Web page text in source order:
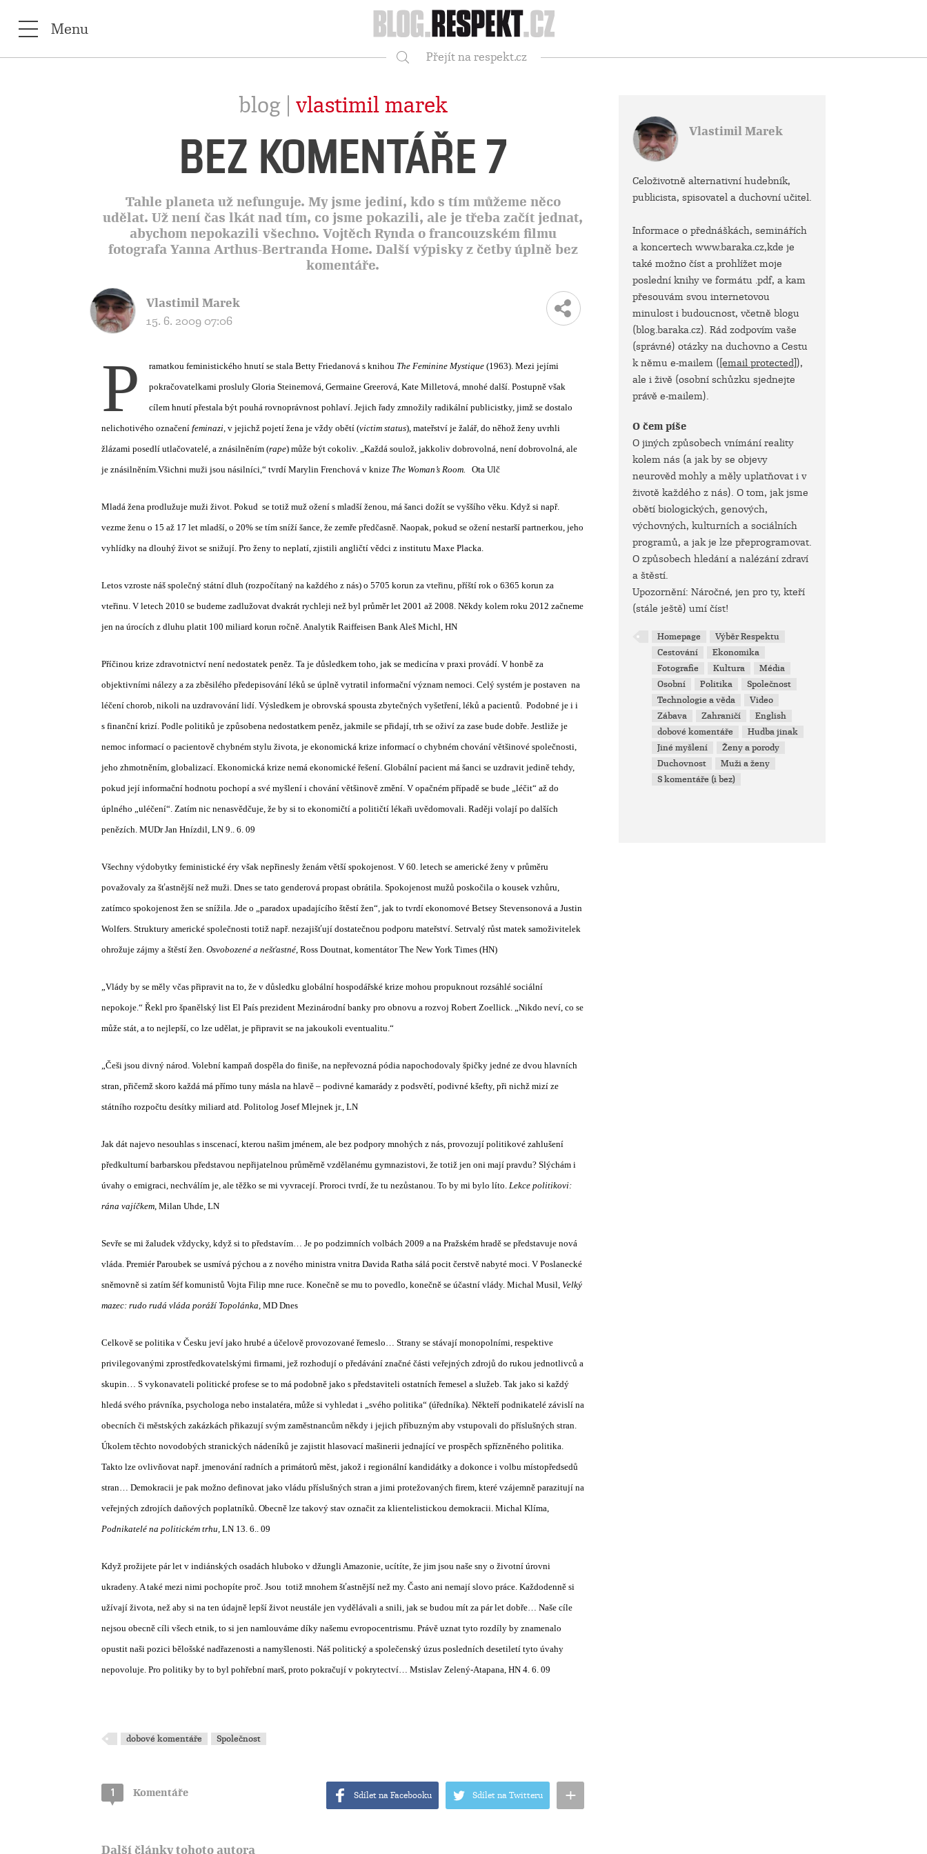
Respekt
Menu
Přejít na respekt.cz
blog | vlastimil marek
BEZ KOMENTÁŘE 7
Tahle planeta už nefunguje. My jsme jediní, kdo s tím můžeme něco
udělat. Už není čas lkát nad tím, co jsme pokazili, ale je třeba začít jednat,
abychom nepokazili všechno. Vojtěch Rynda o francouzském filmu
fotografa Yanna Arthus-Bertranda Home. Další výpisky z četby úplně bez
komentáře.
Vlastimil Marek
15. 6. 2009 07:06
P ramatkou feministického hnutí se stala Betty Friedanová s knihou The Feminine Mystique (1963). Mezi jejími
pokračovatelkami prosluly Gloria Steinemová, Germaine Greerová, Kate Milletová, mnohé další. Postupně však
cílem hnutí přestala být pouhá rovnoprávnost pohlaví. Jejich řady zmnožily radikální publicistky, jimž se dostalo
nelichotivého označení feminazi, v jejichž pojetí žena je vždy obětí (victim status), mateřství je žalář, do něhož ženy uvrhli
žlázami posedlí utlačovatelé, a znásilněním (rape) může být cokoliv. „Každá soulož, jakkoliv dobrovolná, není dobrovolná, ale
je znásilněním.Všichni muži jsou násilníci,“ tvrdí Marylin Frenchová v knize The Woman’s Room. Ota Ulč
Mladá žena prodlužuje muži život. Pokud se totiž muž ožení s mladší ženou, má šanci dožít se vyššího věku. Když si např.
vezme ženu o 15 až 17 let mladší, o 20% se tím sníží šance, že zemře předčasně. Naopak, pokud se ožení nestarší partnerkou, jeho
vyhlídky na dlouhý život se snižují. Pro ženy to neplatí, zjistili angličtí vědci z institutu Maxe Placka.
Letos vzroste náš společný státní dluh (rozpočítaný na každého z nás) o 5705 korun za vteřinu, příští rok o 6365 korun za
vteřinu. V letech 2010 se budeme zadlužovat dvakrát rychleji než byl průměr let 2001 až 2008. Někdy kolem roku 2012 začneme
jen na úrocích z dluhu platit 100 miliard korun ročně. Analytik Raiffeisen Bank Aleš Michl, HN
Příčinou krize zdravotnictví není nedostatek peněz. Ta je důsledkem toho, jak se medicína v praxi provádí. V honbě za
objektivními nálezy a za zběsilého předepisování léků se úplně vytratil informační význam nemoci. Celý systém je postaven na
léčení chorob, nikoli na uzdravování lidí. Výsledkem je obrovská spousta zbytečných vyšetření, léků a pacientů. Podobné je i i
s finanční krizí. Podle politiků je způsobena nedostatkem peněz, jakmile se přidají, trh se oživí za zase bude dobře. Jestliže je
nemoc informací o pacientově chybném stylu života, je ekonomická krize informací o chybném chování většinové společnosti,
jeho zhmotněním, globalizací. Ekonomická krize nemá ekonomické řešení. Globální pacient má šanci se uzdravit jedině tehdy,
pokud její informační hodnotu pochopí a své myšlení i chování většinově změní. V opačném případě se bude „léčit“ až do
úplného „uléčení“. Zatím nic nenasvědčuje, že by si to ekonomičtí a političtí lékaři uvědomovali. Raději volají po dalších
penězích. MUDr Jan Hnízdil, LN 9.. 6. 09
Všechny výdobytky feministické éry však nepřinesly ženám větší spokojenost. V 60. letech se americké ženy v průměru
považovaly za šťastnější než muži. Dnes se tato genderová propast obrátila. Spokojenost mužů poskočila o kousek vzhůru,
zatímco spokojenost žen se snížila. Jde o „paradox upadajícího štěstí žen“, jak to tvrdí ekonomové Betsey Stevensonová a Justin
Wolfers. Struktury americké společnosti totiž např. nezajišťují dostatečnou podporu mateřství. Setrvalý růst matek samoživitelek
ohrožuje zájmy a štěstí žen. Osvobozené a nešťastné, Ross Doutnat, komentátor The New York Times (HN)
„Vlády by se měly včas připravit na to, že v důsledku globální hospodářské krize mohou propuknout rozsáhlé sociální
nepokoje.“ Řekl pro španělský list El País prezident Mezinárodní banky pro obnovu a rozvoj Robert Zoellick. „Nikdo neví, co se
může stát, a to nejlepší, co lze udělat, je připravit se na jakoukoli eventualitu.“
„Češi jsou divný národ. Volební kampaň dospěla do finiše, na nepřevozná pódia napochodovaly špičky jedné ze dvou hlavních
stran, přičemž skoro každá má přímo tuny másla na hlavě – podivné kamarády z podsvětí, podivné kšefty, při nichž mizí ze
státního rozpočtu desítky miliard atd. Politolog Josef Mlejnek jr., LN
Jak dát najevo nesouhlas s inscenací, kterou našim jménem, ale bez podpory mnohých z nás, provozují politikové zahlušení
předkulturní barbarskou představou nepřijatelnou průměrně vzdělanému gymnazistovi, že totiž jen oni mají pravdu? Slýchám i
úvahy o emigraci, nechválím je, ale těžko se mi vyvracejí. Proroci tvrdí, že tu nezůstanou. To by mi bylo líto. Lekce politikovi:
rána vajíčkem, Milan Uhde, LN
Sevře se mi žaludek vždycky, když si to představím… Je po podzimních volbách 2009 a na Pražském hradě se představuje nová
vláda. Premiér Paroubek se usmívá pýchou a z nového ministra vnitra Davida Ratha sálá pocit čerstvě nabyté moci. V Poslanecké
sněmovně si zatím šéf komunistů Vojta Filip mne ruce. Konečně se mu to povedlo, konečně se účastní vlády. Michal Musil, Velký
mazec: rudo rudá vláda poráží Topolánka, MD Dnes
Celkově se politika v Česku jeví jako hrubé a účelově provozované řemeslo… Strany se stávají monopolními, respektive
privilegovanými zprostředkovatelskými firmami, jež rozhodují o předávání značné části veřejných zdrojů do rukou jednotlivců a
skupin… S vykonavateli politické profese se to má podobně jako s představiteli ostatních řemesel a služeb. Tak jako si každý
hledá svého právníka, psychologa nebo instalatéra, může si vyhledat i „svého politika“ (úředníka). Někteří podnikatelé závislí na
obecních či městských zakázkách přikazují svým zaměstnancům někdy i jejich příbuzným aby vstupovali do příslušných stran.
Úkolem těchto novodobých stranických nádeníků je zajistit hlasovací mašinerii jednající ve prospěch spřízněného politika.
Takto lze ovlivňovat např. jmenování radních a primátorů měst, jakož i regionální kandidátky a dokonce i volbu místopředsedů
stran… Demokracii je pak možno definovat jako vládu příslušných stran a jimi protežovaných firem, které vzájemně parazitují na
veřejných zdrojích daňových poplatníků. Obecně lze takový stav označit za klientelistickou demokracii. Michal Klíma,
Podnikatelé na politickém trhu, LN 13. 6.. 09
Když prožijete pár let v indiánských osadách hluboko v džungli Amazonie, ucítíte, že jim jsou naše sny o životní úrovni
ukradeny. A také mezi nimi pochopíte proč. Jsou totiž mnohem šťastnější než my. Často ani nemají slovo práce. Každodenně si
užívají života, než aby si na ten údajně lepší život neustále jen vydělávali a snili, jak se budou mít za pár let dobře… Naše cíle
nejsou obecně cíli všech etnik, to si jen namlouváme díky našemu evropocentrismu. Právě uznat tyto rozdíly by znamenalo
opustit naši pozici bělošské nadřazenosti a namyšlenosti. Náš politický a společenský úzus posledních desetiletí tyto úvahy
nepovoluje. Pro politiky by to byl pohřební marš, proto pokračují v pokrytectví… Mstislav Zelený-Atapana, HN 4. 6. 09
dobové komentáře Společnost
1 Komentáře +
Sdílet na Twitteru
Sdílet na Facebooku
Další články tohoto autora
Vlastimil Marek
Celoživotně alternativní hudebník,
publicista, spisovatel a duchovní učitel.
Informace o přednáškách, seminářích
a koncertech www.baraka.cz,kde je
také možno číst a prohlížet moje
poslední knihy ve formátu .pdf, a kam
přesouvám svou internetovou
minulost i budoucnost, včetně blogu
(blog.baraka.cz). Rád zodpovím vaše
(správné) otázky na duchovno a Cestu
k němu e-mailem ([email protected]),
ale i živě (osobní schůzku sjednejte
právě e-mailem).
O čem píše
O jiných způsobech vnímání reality
kolem nás (a jak by se objevy
neurověd mohly a měly uplatňovat i v
životě každého z nás). O tom, jak jsme
obětí biologických, genových,
výchovných, kulturních a sociálních
programů, a jak je lze přeprogramovat.
O způsobech hledání a nalézání zdraví
a štěstí.
Upozornění: Náročné, jen pro ty, kteří
(stále ještě) umí číst!
Homepage
Výběr Respektu
Cestování
Ekonomika
Fotografie
Kultura
Média
Osobní
Politika
Společnost
Technologie a věda
Video
Zábava
Zahraničí
English
dobové komentáře
Hudba jinak
Jiné myšlení
Ženy a porody
Duchovnost
Muži a ženy
S komentáře (i bez)